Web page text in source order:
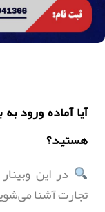
آیا آماده‌ ورود
هستید؟
در این
تجارت آشنا